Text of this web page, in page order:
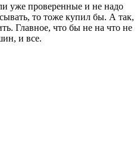
уже проверенные и не надо
то тоже купил бы. А так,
Главное, что бы не на что не
и все.